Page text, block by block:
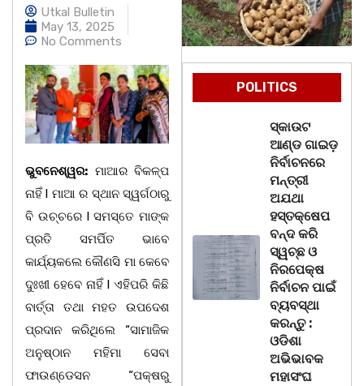
Utkal Bulletin
May 13, 2025
No Comments
ଭୁବନେଶ୍ୱର: ମାଆର ବିକଳ୍ପ
ନାହିଁ l ମାଆ ର ସ୍ଥାନ ସ୍ୱର୍ଗଠାରୁ
ବି ଉଚ୍ଚରେ l ସମସ୍ତେ ମାଙ୍କ
ପ୍ରତି ସମର୍ପିତ ଭାବେ
କାର୍ଯ୍ୟକଲେ କୌଣସି ମା କେବେ
ଦୁଃଖୀ ହେବେ ନାହିଁ l ଏହିପରି କିଛି
ବାର୍ତ୍ତା ତଥା ମହତ ଉପଦେଶ
ପ୍ରଦାନ କରିଥିଲେ “ସାମାଜିକ
ଅନୁଷ୍ଠାନ ମହିମା ସେବା
ଫାଉଣ୍ଡେସନ “ପକ୍ଷରୁ
POLITICS
ସ୍କାଉଟ
ଆଣ୍ଡ ଗାଇଡ଼
ନିର୍ବାଚନରେ
ମନ୍ତ୍ରୀ
ଅଯଥା
ହସ୍ତକ୍ଷେପ
ବନ୍ଦ କରି
ସ୍ୱଚ୍ଛ ଓ
ନିରପେକ୍ଷ
ନିର୍ବାଚନ ପାଇଁ
ବ୍ୟବସ୍ଥା
କରନ୍ତୁ :
ଓଡିଶା
ଅଭିଭାବକ
ମହାସଂଘ